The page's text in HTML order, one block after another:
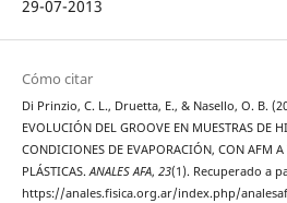
29-07-2013
Cómo citar
Di Prinzio, C. L., Druetta, E., & Nasello, O. B.
EVOLUCIÓN DEL GROOVE EN MUESTRAS DE
CONDICIONES DE EVAPORACIÓN, CON AFM A
PLÁSTICAS.ANALES AFA, 23(1). Recuperado a
https://anales.fisica.org.ar/index.php/